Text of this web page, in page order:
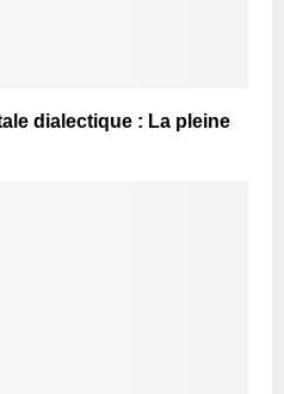
dialectique : La pleine